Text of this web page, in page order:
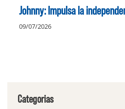
Johnny: Impulsa la
09/07/2026
Categorias